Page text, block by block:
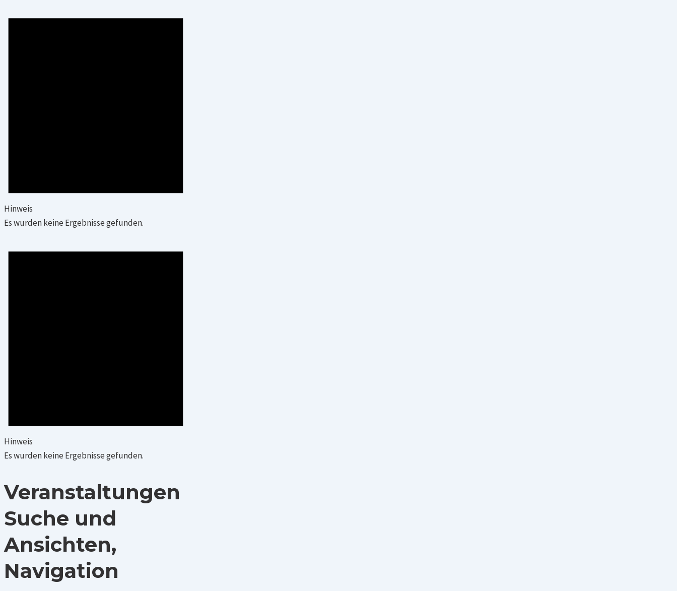
Hinweis
Es wurden keine Ergebnisse gefunden.
Hinweis
Es wurden keine Ergebnisse gefunden.
Veranstaltungen
Suche und
Ansichten,
Navigation